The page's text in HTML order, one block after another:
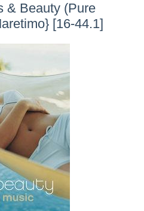
& Beauty (Pure
[16-44.1]